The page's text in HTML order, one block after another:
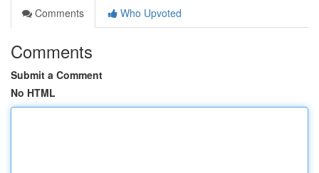
Comments
Who Upvoted
Comments
Submit a Comment
No HTML